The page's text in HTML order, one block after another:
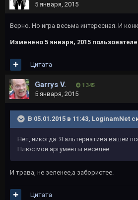
5 января, 2015
Верно. Но игра весьма интересная. И
Изменено 5 января, 2015
Цитата
Garrys V. 1 345
5 января, 2015
В 05.01.2015 в 11:43, LoginamNet
Нет, никогда. Я альтернатива вашей
Плюс мои аргументы веселее.
И трава, не зеленее,а забористее.
Цитата